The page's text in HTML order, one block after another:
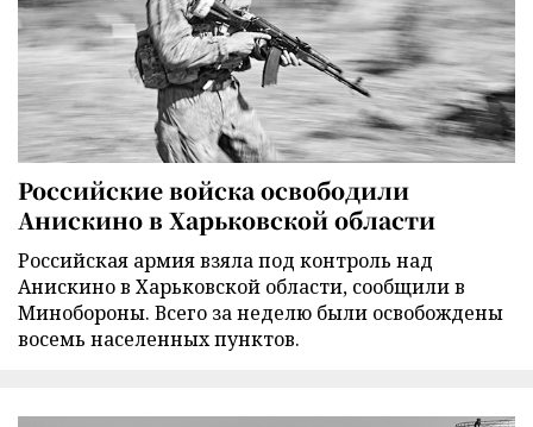
Российские войска освободили
Анискино в Харьковской области
Российская армия взяла под контроль над
Анискино в Харьковской области, сообщили в
Минобороны. Всего за неделю были освобождены
восемь населенных пунктов.